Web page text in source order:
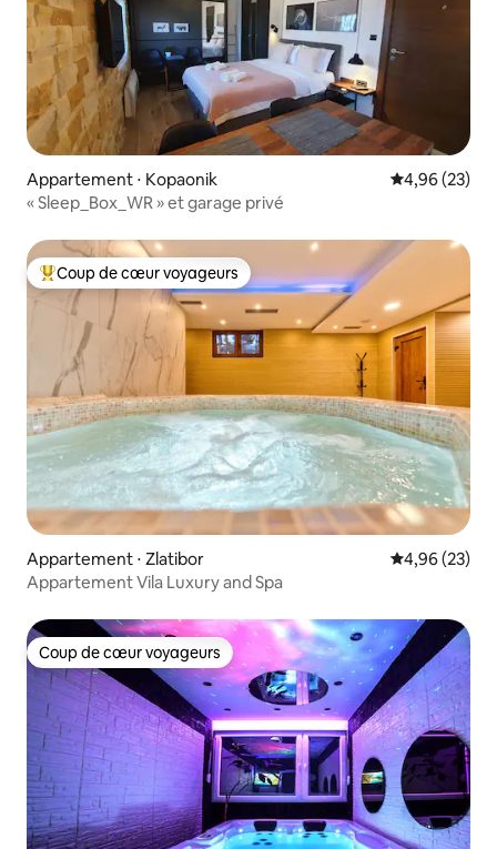
Appartement ⋅ Kopaonik Évaluation
4,96 (23)
« Sleep_Box_WR » et garage privé
Coups de cœur voyageurs les plus appréciés
Coup de cœur voyageurs
Appartement ⋅ Zlatibor Évaluation
4,96 (23)
Appartement Vila Luxury and Spa
Coup de cœur voyageurs
Coup de cœur voyageurs